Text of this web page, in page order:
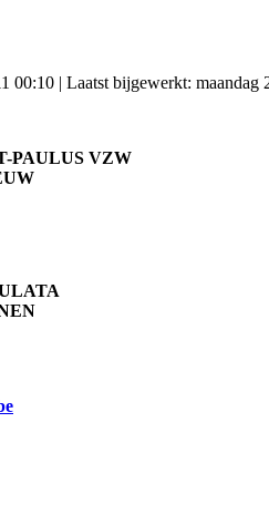
00:10 | Laatst bijgewerkt: maandag
PAULUS VZW